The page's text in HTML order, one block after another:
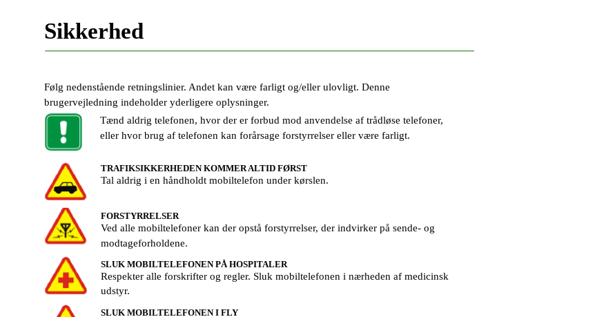
Sikkerhed
Følg nedenstående retningslinier. Andet kan være farligt og/eller ulovligt. Denne
brugervejledning indeholder yderligere oplysninger.
Tænd aldrig telefonen, hvor der er forbud mod anvendelse af trådløse telefoner,
eller hvor brug af telefonen kan forårsage forstyrrelser eller være farligt.
TRAFIKSIKKERHEDEN KOMMER ALTID FØRST
Tal aldrig i en håndholdt mobiltelefon under kørslen.
FORSTYRRELSER
Ved alle mobiltelefoner kan der opstå forstyrrelser, der indvirker på sende- og
modtageforholdene.
SLUK MOBILTELEFONEN PÅ HOSPITALER
Respekter alle forskrifter og regler. Sluk mobiltelefonen i nærheden af medicinsk
udstyr.
SLUK MOBILTELEFONEN I FLY